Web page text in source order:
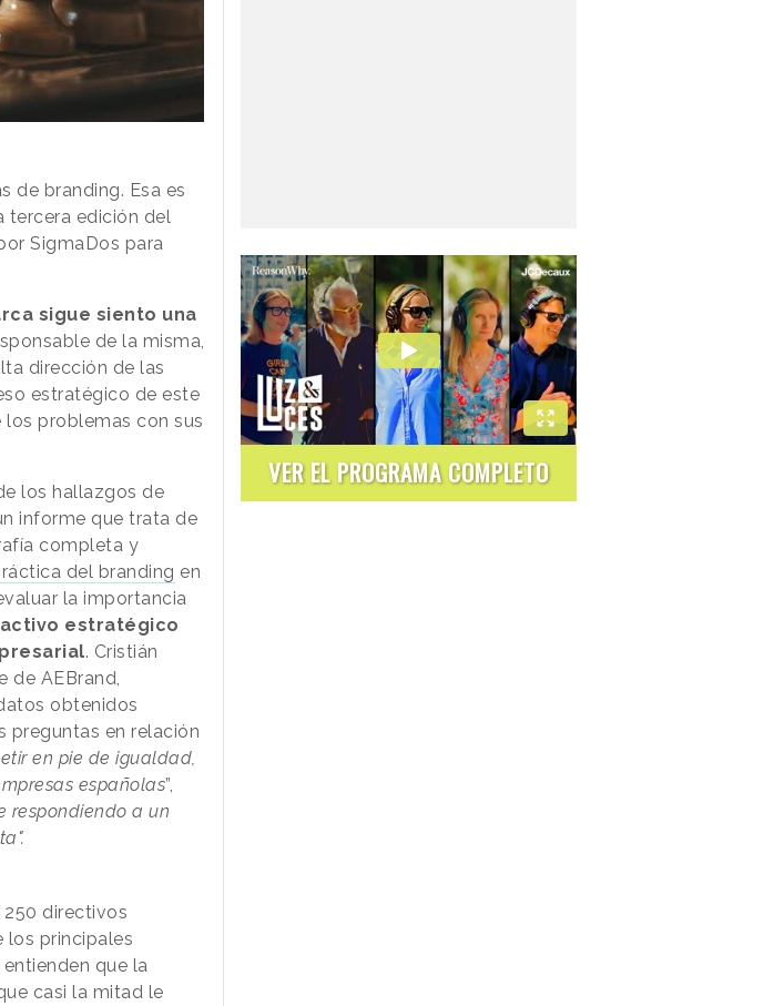
de branding. Esa es
tercera edición del
SigmaDos para
sigue siento una
de la misma,
dirección de las
estratégico de este
problemas con sus
los hallazgos de
informe que trata de
completa y
del branding en
la importancia
activo estratégico
. Cristián
de AEBrand,
obtenidos
preguntas en relación
en pie de igualdad,
españolas”,
respondiendo a un
directivos
los principales
que la
casi la mitad le
VER EL PROGRAMA COMPLETO